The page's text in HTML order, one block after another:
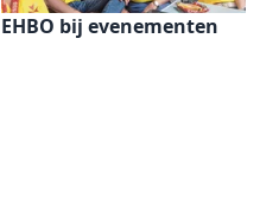
EHBO bij evenementen